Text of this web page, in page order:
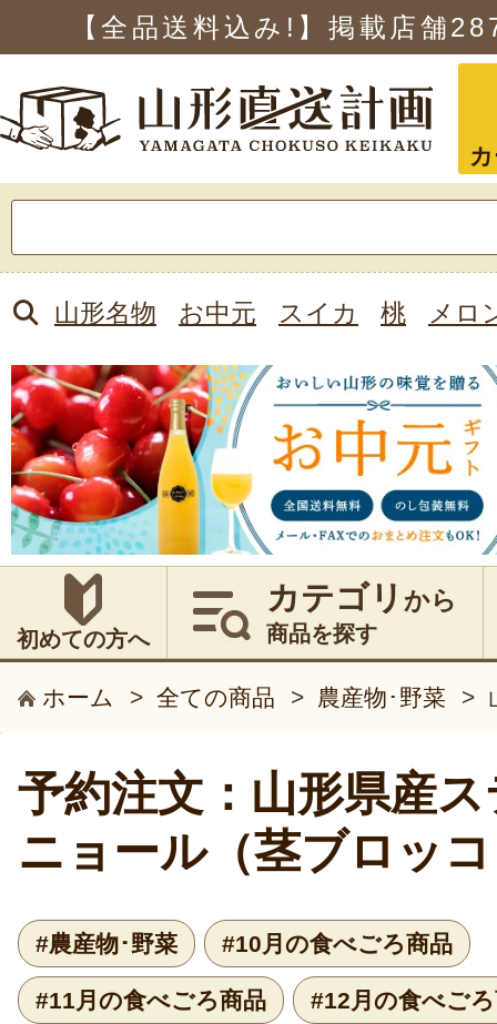
【全品送料込み!】掲載店舗
索:
山形名物 お中元 スイカ 桃 メロ
初めての方へ
カテゴリ から
商品を探す
ホーム > 全ての商品 > 農産物･野菜 >
予約注文：山形県産
ニョール（茎ブロッ
#農産物･野菜 #10月の食べごろ商品
#11月の食べごろ商品 #12月の食べご